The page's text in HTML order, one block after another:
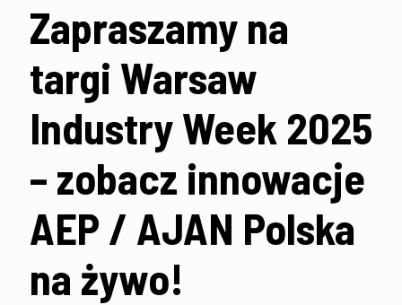
Zapraszamy na
targi Warsaw
Industry Week 2025
– zobacz innowacje
AEP / AJAN Polska
na żywo!